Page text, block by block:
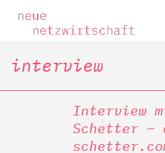
interview
Interview
Schetter –